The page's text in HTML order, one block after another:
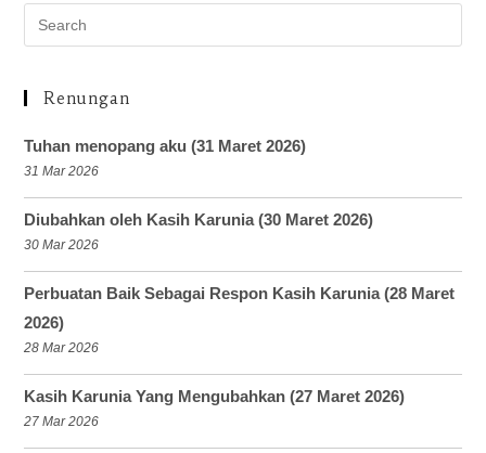
Renungan
Tuhan menopang aku (31 Maret 2026)
31 Mar 2026
Diubahkan oleh Kasih Karunia (30 Maret 2026)
30 Mar 2026
Perbuatan Baik Sebagai Respon Kasih Karunia (28 Maret
2026)
28 Mar 2026
Kasih Karunia Yang Mengubahkan (27 Maret 2026)
27 Mar 2026